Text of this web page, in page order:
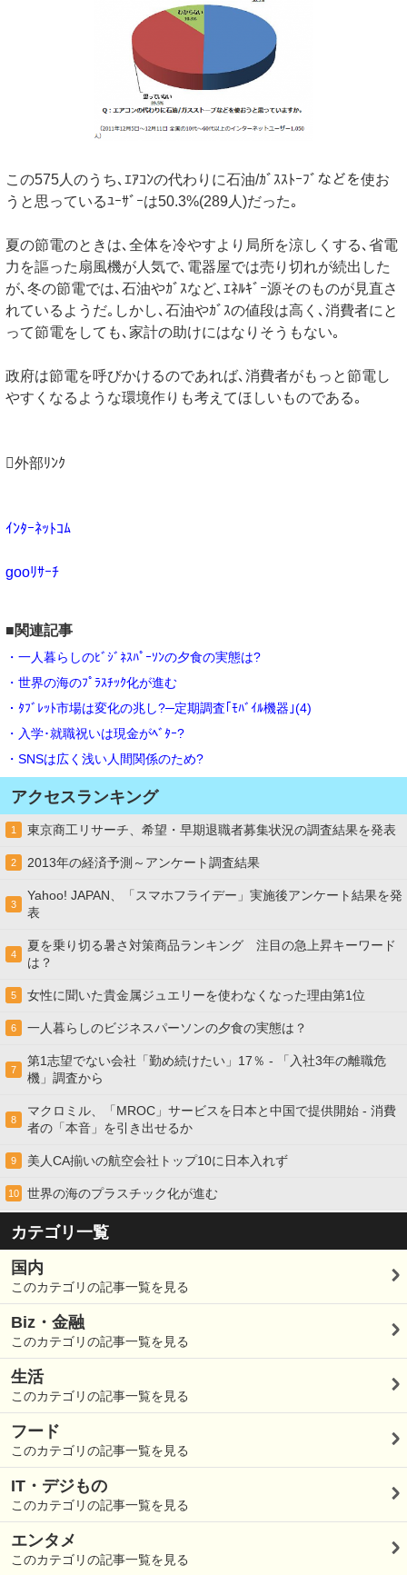
この575人のうち､ｴｱｺﾝの代わりに石油/ｶﾞｽｽﾄｰﾌﾞなどを使お
うと思っているﾕｰｻﾞｰは50.3%(289人)だった｡
夏の節電のときは､全体を冷やすより局所を涼しくする､省電
力を謳った扇風機が人気で､電器屋では売り切れが続出した
が､冬の節電では､石油やｶﾞｽなど､ｴﾈﾙｷﾞｰ源そのものが見直さ
れているようだ｡しかし､石油やｶﾞｽの値段は高く､消費者にと
って節電をしても､家計の助けにはなりそうもない｡
政府は節電を呼びかけるのであれば､消費者がもっと節電し
やすくなるような環境作りも考えてほしいものである｡
外部ﾘﾝｸ
ｲﾝﾀｰﾈｯﾄｺﾑ
gooﾘｻｰﾁ
■関連記事
・一人暮らしのﾋﾞｼﾞﾈｽﾊﾟｰｿﾝの夕食の実態は?
・世界の海のﾌﾟﾗｽﾁｯｸ化が進む
・ﾀﾌﾞﾚｯﾄ市場は変化の兆し?─定期調査｢ﾓﾊﾞｲﾙ機器｣(4)
・入学･就職祝いは現金がﾍﾞﾀｰ?
・SNSは広く浅い人間関係のため?
アクセスランキング
1 東京商工リサーチ、希望・早期退職者募集状況の調査結果を発表
2 2013年の経済予測～アンケート調査結果
3
Yahoo! JAPAN、「スマホフライデー」実施後アンケート結果を発
表
4
夏を乗り切る暑さ対策商品ランキング 注目の急上昇キーワード
は？
5 女性に聞いた貴金属ジュエリーを使わなくなった理由第1位
6 一人暮らしのビジネスパーソンの夕食の実態は？
7
第1志望でない会社「勤め続けたい」17％ - 「入社3年の離職危
機」調査から
8
マクロミル、「MROC」サービスを日本と中国で提供開始 - 消費
者の「本音」を引き出せるか
9 美人CA揃いの航空会社トップ10に日本入れず
10 世界の海のプラスチック化が進む
カテゴリ一覧
国内
このカテゴリの記事一覧を見る
Biz・金融
このカテゴリの記事一覧を見る
生活
このカテゴリの記事一覧を見る
フード
このカテゴリの記事一覧を見る
IT・デジもの
このカテゴリの記事一覧を見る
エンタメ
このカテゴリの記事一覧を見る